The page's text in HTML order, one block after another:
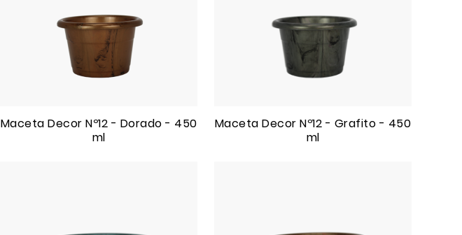
Maceta Decor Nº12 - Dorado - 450
ml
Maceta Decor Nº12 - Grafito - 450
ml